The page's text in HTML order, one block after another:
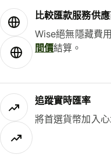
比較匯款服務供
Wise絕無隱藏費
間價結算。
追蹤實時匯率
將首選貨幣加入